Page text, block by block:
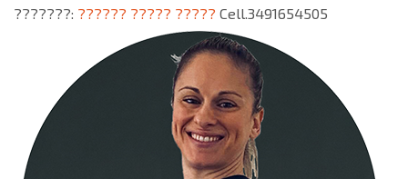
???????: ?????? ????? ????? Cell.3491654505